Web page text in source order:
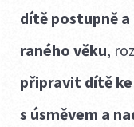
dítě postupně
raného věku,
připravit dítě
s úsměvem a